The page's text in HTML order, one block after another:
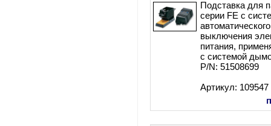
Подставка для
серии FE с
выключения
питания,
с системой
P/N: 51508699
Артикул: 109547